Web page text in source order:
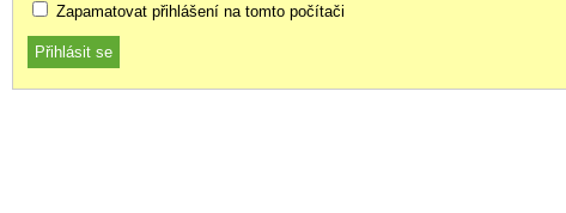
Zapamatovat přihlášení na tomto počítači